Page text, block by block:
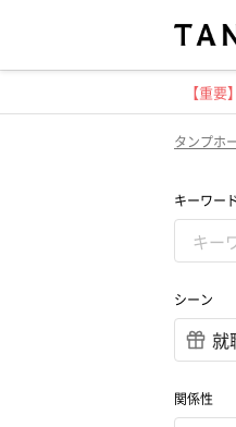
【重
タンプホ
キーワー
シーン
関係性